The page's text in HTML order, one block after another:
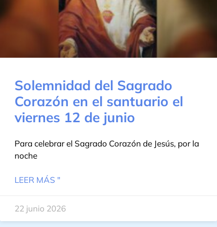
Solemnidad del Sagrado
Corazón en el santuario el
viernes 12 de junio
Para celebrar el Sagrado Corazón de Jesús, por la
noche
LEER MÁS "
22 junio 2026